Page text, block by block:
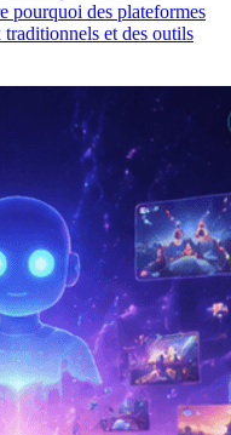
pourquoi des plateformes
et des outils